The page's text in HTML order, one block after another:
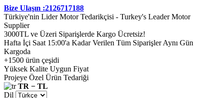
Bize Ulaşın :2126717188
Türkiye'nin Lider Motor Tedarikçisi - Turkey's Leader Motor
Supplier
3000TL ve Üzeri Siparişlerde Kargo Ücretsiz!
Hafta İçi Saat 15:00'a Kadar Verilen Tüm Siparişler Aynı Gün
Kargoda
+1500 ürün çeşidi
Yüksek Kalite Uygun Fiyat
Projeye Özel Ürün Tedariği
TR − TL
Dil